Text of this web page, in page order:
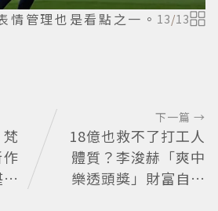
情管理也是看點之一。 13/13
下一篇 →
18億也救不了打工人
體質？李浚赫「爽中
樂透頭獎」財富自由